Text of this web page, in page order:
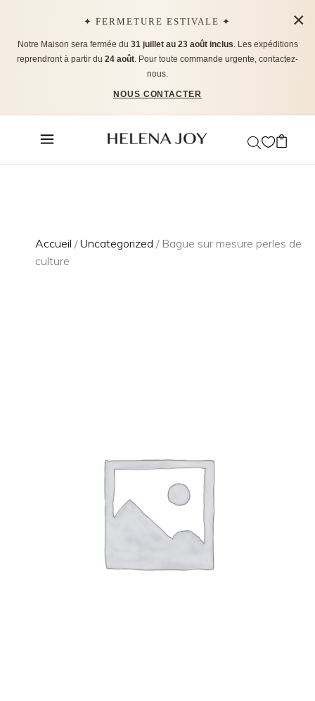
✦ FERMETURE ESTIVALE ✦
Notre Maison sera fermée du 31 juillet au 23 août inclus. Les expéditions
reprendront à partir du 24 août. Pour toute commande urgente, contactez-
nous.
NOUS CONTACTER
×
Accueil /Uncategorized / Bague sur mesure perles de
culture